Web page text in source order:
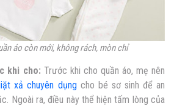
áo còn mới, không rách, mòn chỉ
khi cho: Trước khi cho quần áo, mẹ nên
xả chuyên dụng cho bé sơ sinh để an
Ngoài ra, điều này thể hiện tấm lòng của